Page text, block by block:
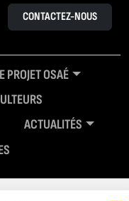
CONTACTEZ-NOUS
PROJET OSAÉ
ACTUALITÉS